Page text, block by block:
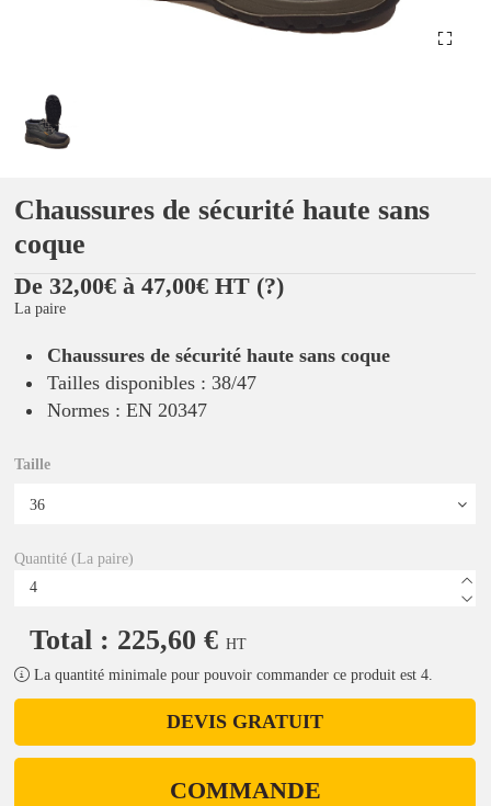
Chaussures de sécurité haute sans
coque
De 32,00€ à 47,00€ HT (?)
La paire
Chaussures de sécurité haute sans coque
Tailles disponibles : 38/47
Normes : EN 20347
Taille
Quantité (La paire)
Total : 225,60 € HT
La quantité minimale pour pouvoir commander ce produit est 4.
DEVIS GRATUIT
COMMANDE